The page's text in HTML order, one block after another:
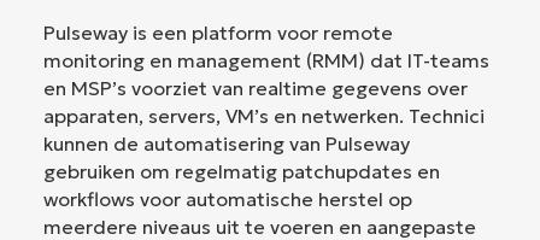
Pulseway is een platform voor remote
monitoring en management (RMM) dat IT-teams
en MSP’s voorziet van realtime gegevens over
apparaten, servers, VM’s en netwerken. Technici
kunnen de automatisering van Pulseway
gebruiken om regelmatig patchupdates en
workflows voor automatische herstel op
meerdere niveaus uit te voeren en aangepaste